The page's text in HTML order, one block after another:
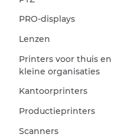
PRO-displays
Lenzen
Printers voor thuis en
kleine organisaties
Kantoorprinters
Productieprinters
Scanners